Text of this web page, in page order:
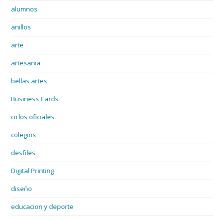
alumnos
anillos
arte
artesania
bellas artes
Business Cards
ciclos oficiales
colegios
desfiles
Digital Printing
diseño
educacion y deporte